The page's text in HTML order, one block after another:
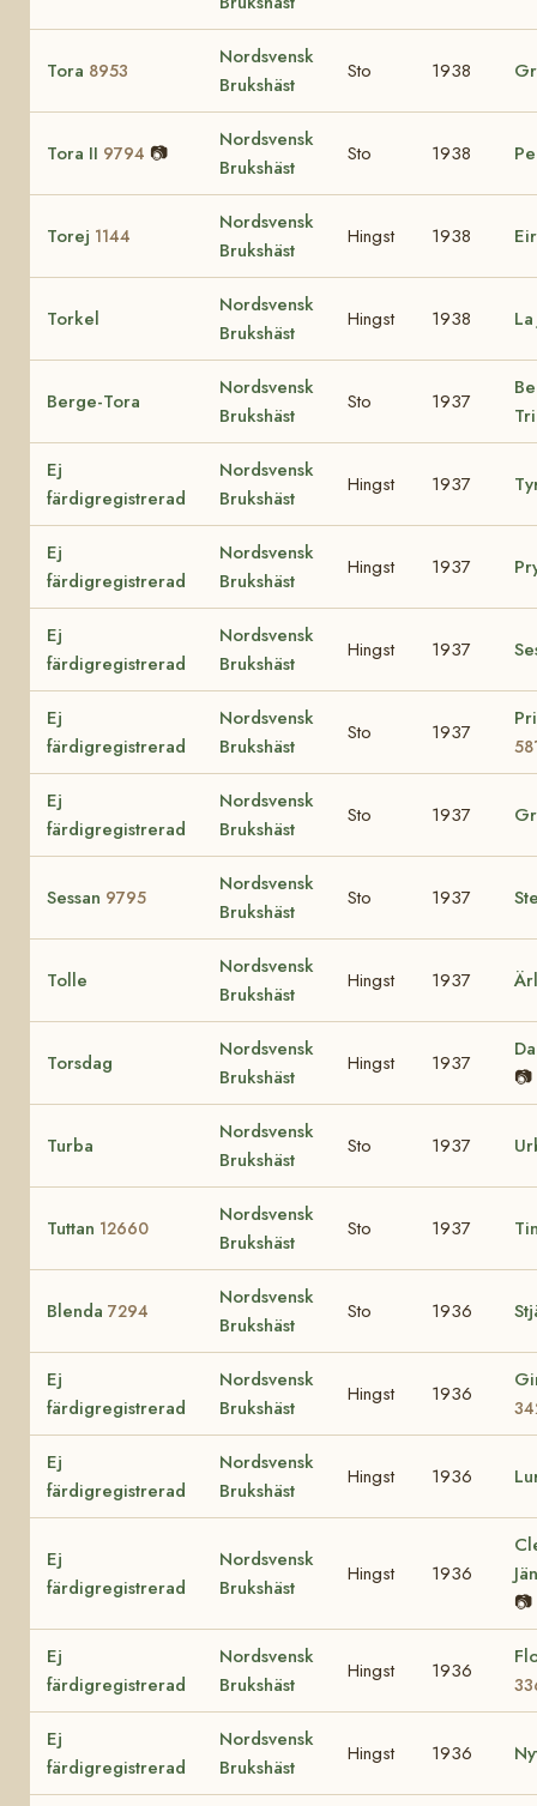
Tora 8953
Nordsvensk
Brukshäst
Sto 1938
Tora II 9794 📷
Nordsvensk
Brukshäst
Sto 1938
Torej 1144
Nordsvensk
Brukshäst
Hingst 1938
Torkel
Nordsvensk
Brukshäst
Hingst 1938
Berge-Tora
Nordsvensk
Brukshäst
Sto 1937
Ej
färdigregistrerad
Nordsvensk
Brukshäst
Hingst 1937
Ej
färdigregistrerad
Nordsvensk
Brukshäst
Hingst 1937
Ej
färdigregistrerad
Nordsvensk
Brukshäst
Hingst 1937
Ej
färdigregistrerad
Nordsvensk
Brukshäst
Sto 1937
Ej
färdigregistrerad
Nordsvensk
Brukshäst
Sto 1937
Sessan 9795
Nordsvensk
Brukshäst
Sto 1937
Tolle
Nordsvensk
Brukshäst
Hingst 1937
Torsdag
Nordsvensk
Brukshäst
Hingst 1937
📷
Turba
Nordsvensk
Brukshäst
Sto 1937
Tuttan 12660
Nordsvensk
Brukshäst
Sto 1937
Blenda 7294
Nordsvensk
Brukshäst
Sto 1936
Ej
färdigregistrerad
Nordsvensk
Brukshäst
Hingst 1936
Ej
färdigregistrerad
Nordsvensk
Brukshäst
Hingst 1936
Ej
färdigregistrerad
Nordsvensk
Brukshäst
Hingst 1936
📷
Ej
färdigregistrerad
Nordsvensk
Brukshäst
Hingst 1936
Ej
färdigregistrerad
Nordsvensk
Brukshäst
Hingst 1936